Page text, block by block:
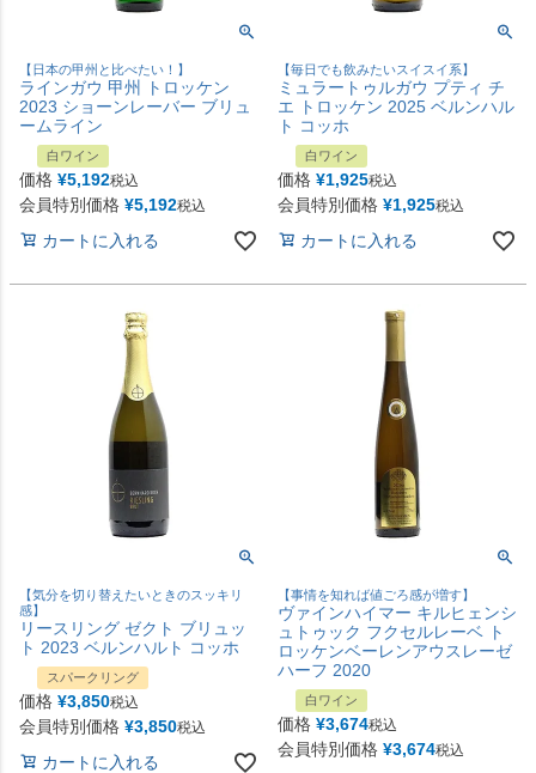
【日本の甲州と比べたい！】
ラインガウ 甲州 トロッケン
2023 ショーンレーバー ブリュ
ームライン
白ワイン
価格 ¥5,192税込
会員特別価格 ¥5,192税込
カートに入れる
【毎日でも飲みたいスイスイ系】
ミュラートゥルガウ プティ チ
エ トロッケン 2025 ベルンハル
ト コッホ
白ワイン
価格 ¥1,925税込
会員特別価格 ¥1,925税込
カートに入れる
【気分を切り替えたいときのスッキリ
感】
リースリング ゼクト ブリュッ
ト 2023 ベルンハルト コッホ
スパークリング
価格 ¥3,850税込
会員特別価格 ¥3,850税込
カートに入れる
【事情を知れば値ごろ感が増す】
ヴァインハイマー キルヒェンシ
ュトゥック フクセルレーベ ト
ロッケンベーレンアウスレーゼ
ハーフ 2020
白ワイン
価格 ¥3,674税込
会員特別価格 ¥3,674税込